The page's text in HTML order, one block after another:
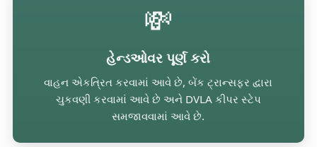
💸
હેન્ડઓવર પૂર્ણ કરો
વાહન એકત્રિત કરવામાં આવે છે, બેંક ટ્રાન્સફર દ્વારા
ચુકવણી કરવામાં આવે છે અને DVLA કીપર સ્ટેપ
સમજાવવામાં આવે છે.